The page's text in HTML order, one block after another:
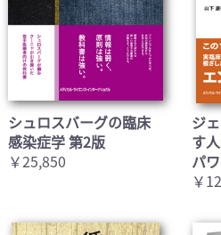
シュロスバーグの臨床
感染症学 第2版
￥25,850
ジ
す
パ
￥